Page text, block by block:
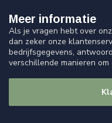
Meer informatie
Als je vragen hebt over
dan zeker onze
bedrijfsgegevens,
verschillende manieren